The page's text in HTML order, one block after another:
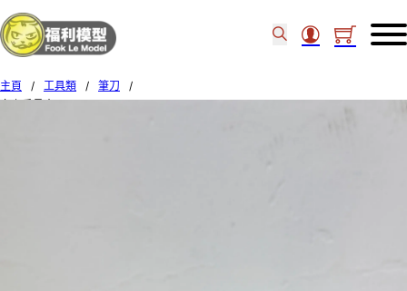
主頁 / 工具類 / 筆刀
/